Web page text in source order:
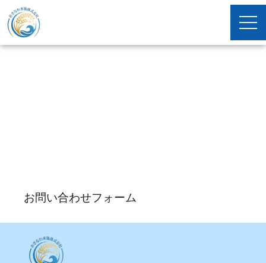
お問い合わせフォーム